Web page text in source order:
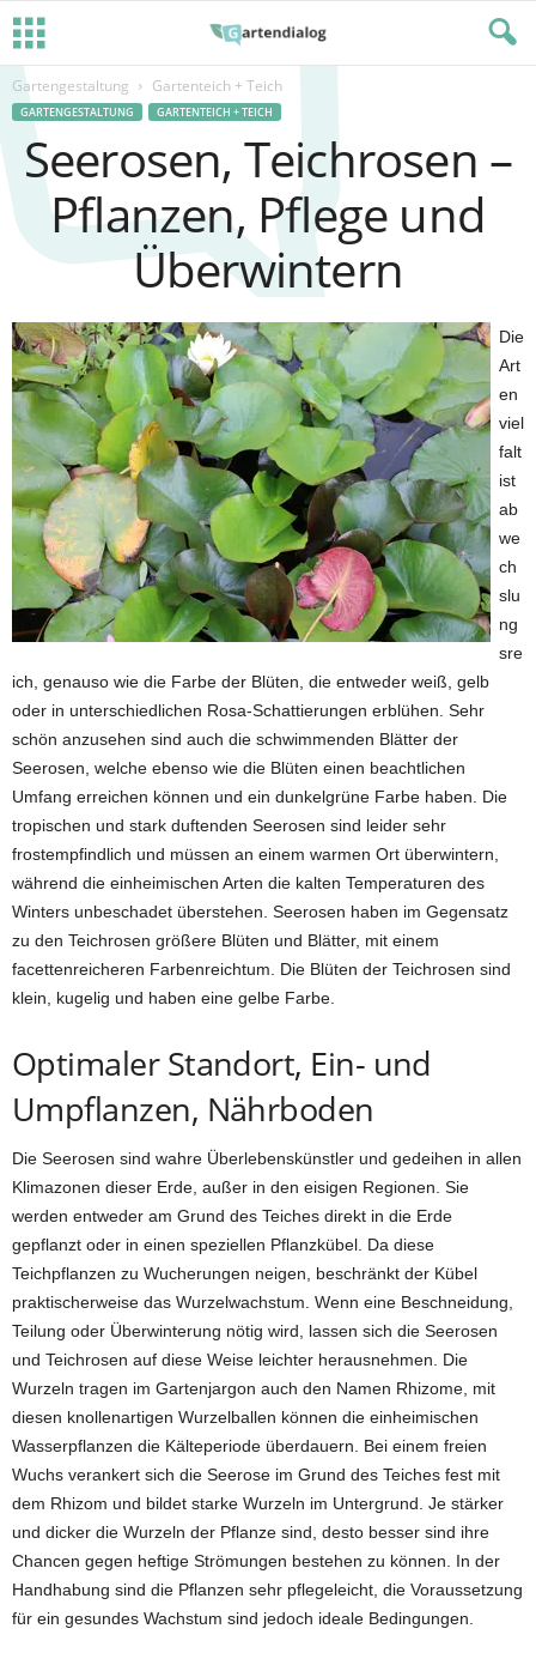
Gartengestaltung Gartenteich + Teich
GARTENGESTALTUNG GARTENTEICH + TEICH
Seerosen, Teichrosen –
Pflanzen, Pflege und
Überwintern
Die
Art
en
viel
falt
ist
ab
we
ch
slu
ng
sre
ich, genauso wie die Farbe der Blüten, die entweder weiß, gelb
oder in unterschiedlichen Rosa-Schattierungen erblühen. Sehr
schön anzusehen sind auch die schwimmenden Blätter der
Seerosen, welche ebenso wie die Blüten einen beachtlichen
Umfang erreichen können und ein dunkelgrüne Farbe haben. Die
tropischen und stark duftenden Seerosen sind leider sehr
frostempfindlich und müssen an einem warmen Ort überwintern,
während die einheimischen Arten die kalten Temperaturen des
Winters unbeschadet überstehen. Seerosen haben im Gegensatz
zu den Teichrosen größere Blüten und Blätter, mit einem
facettenreicheren Farbenreichtum. Die Blüten der Teichrosen sind
klein, kugelig und haben eine gelbe Farbe.
Optimaler Standort, Ein- und
Umpflanzen, Nährboden
Die Seerosen sind wahre Überlebenskünstler und gedeihen in allen
Klimazonen dieser Erde, außer in den eisigen Regionen. Sie
werden entweder am Grund des Teiches direkt in die Erde
gepflanzt oder in einen speziellen Pflanzkübel. Da diese
Teichpflanzen zu Wucherungen neigen, beschränkt der Kübel
praktischerweise das Wurzelwachstum. Wenn eine Beschneidung,
Teilung oder Überwinterung nötig wird, lassen sich die Seerosen
und Teichrosen auf diese Weise leichter herausnehmen. Die
Wurzeln tragen im Gartenjargon auch den Namen Rhizome, mit
diesen knollenartigen Wurzelballen können die einheimischen
Wasserpflanzen die Kälteperiode überdauern. Bei einem freien
Wuchs verankert sich die Seerose im Grund des Teiches fest mit
dem Rhizom und bildet starke Wurzeln im Untergrund. Je stärker
und dicker die Wurzeln der Pflanze sind, desto besser sind ihre
Chancen gegen heftige Strömungen bestehen zu können. In der
Handhabung sind die Pflanzen sehr pflegeleicht, die Voraussetzung
für ein gesundes Wachstum sind jedoch ideale Bedingungen.